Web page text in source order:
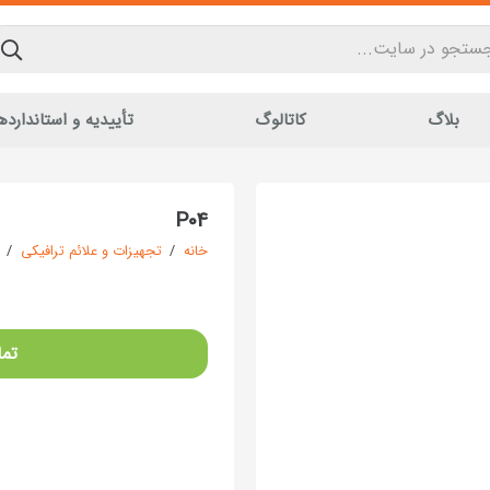
بلاگ کاتالوگ تأییدیه و
P04
خانه / تجهیزات و علائم ترافیکی /